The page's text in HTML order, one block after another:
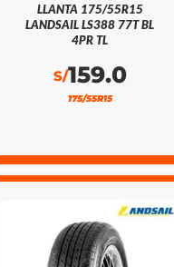
LLANTA 175/55R15
LANDSAIL LS388 77T BL
4PR TL
S/159.0
175/55R15